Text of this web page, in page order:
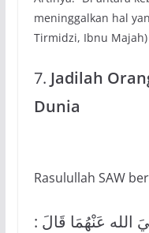
meninggalkan hal
Tirmidzi, Ibnu Majah)
7. Jadilah
Dunia
Rasulullah SAW
عَنْهُمَا قَالَ :